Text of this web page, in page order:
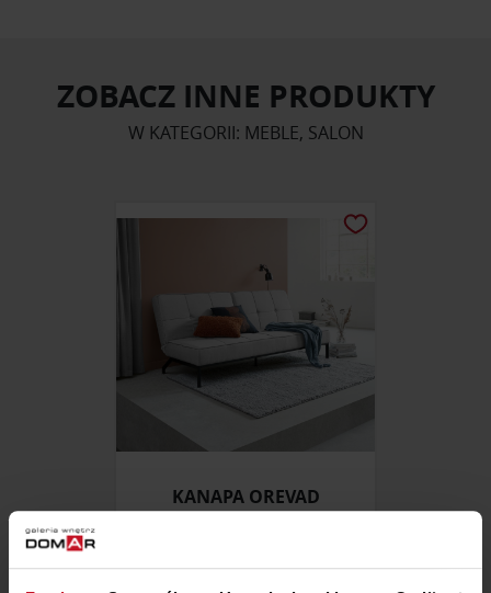
ZOBACZ INNE PRODUKTY
W KATEGORII: MEBLE, SALON
KANAPA OREVAD